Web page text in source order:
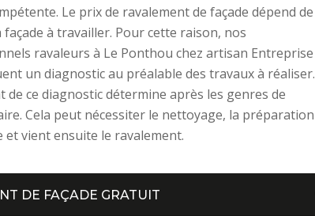
Le prix de ravalement de façade dépend de
façade à travailler. Pour cette raison, nos
ravaleurs à Le Ponthou chez artisan Entreprise
un diagnostic au préalable des travaux à réaliser.
de ce diagnostic détermine après les genres de
Cela peut nécessiter le nettoyage, la préparation
et vient ensuite le ravalement.
DE FAÇADE GRATUIT